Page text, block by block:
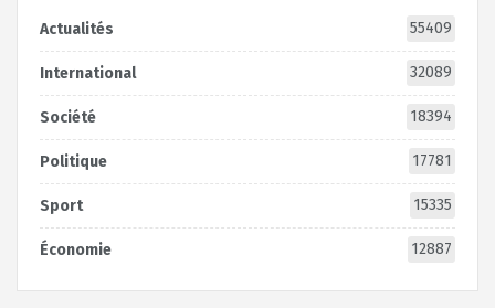
Actualités 55409
International 32089
Société 18394
Politique 17781
Sport 15335
Économie 12887